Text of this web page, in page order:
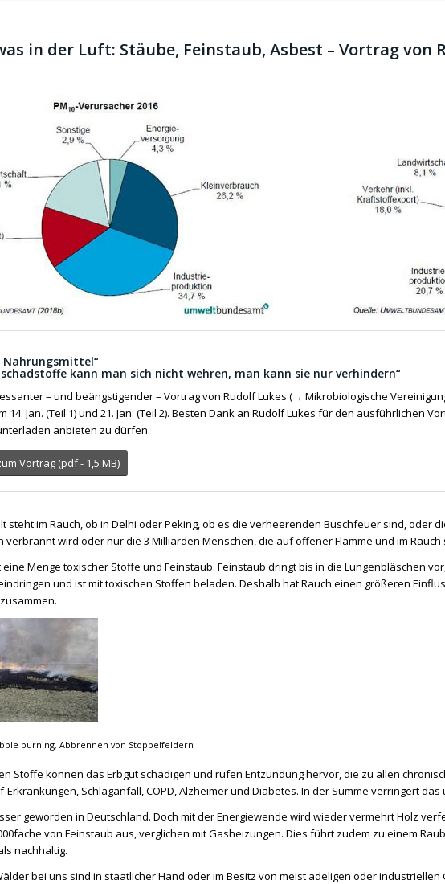
in der Luft: Stäube, Feinstaub, Asbest – Vortrag von
Nahrungsmittel“
kann man sich nicht wehren, man kann sie nur verhindern“
– und beängstigender – Vortrag von Rudolf Lukes (→ Mikrobiologische
14. Jan. (Teil 1) und 21. Jan. (Teil 2). Besten Dank an Rudolf Lukes für den ausführlichen
anbieten zu dürfen.
Vortrag (pdf - 1,5 MB)
steht im Rauch, ob in Delhi oder Peking, ob es die verheerenden Buschfeuer sind, oder
verbrannt wird oder nur die 3 Milliarden Menschen, die auf offener Flamme und im
eine Menge toxischer Stoffe und Feinstaub. Feinstaub dringt bis in die Lungenbläschen
und ist mit toxischen Stoffen beladen. Deshalb hat Rauch einen größeren
burning, Abbrennen von Stoppelfeldern
Stoffe können das Erbgut schädigen und rufen Entzündung hervor, die zu allen
Erkrankungen, Schlaganfall, COPD, Alzheimer und Diabetes. In der Summe verringert
geworden in Deutschland. Doch mit der Energiewende wird wieder vermehrt Holz
von Feinstaub aus, verglichen mit Gasheizungen. Dies führt zudem zu einem
nachhaltig.
bei uns sind in staatlicher Hand oder im Besitz von meist adeligen oder